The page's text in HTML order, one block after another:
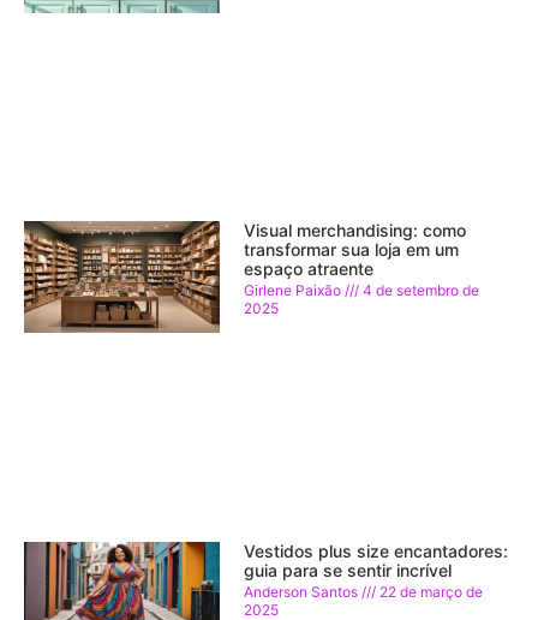
Visual merchandising: como
transformar sua loja em um
espaço atraente
Girlene Paixão
4 de setembro de
2025
Vestidos plus size encantadores:
guia para se sentir incrível
Anderson Santos
22 de março de
2025